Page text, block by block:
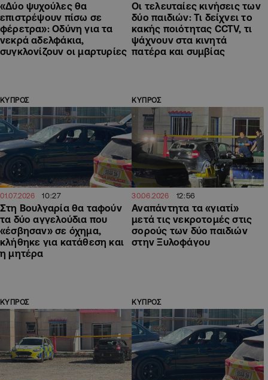
«Δύο ψυχούλες θα
επιστρέψουν πίσω σε
φέρετρα»: Οδύνη για τα
νεκρά αδελφάκια,
συγκλονίζουν οι μαρτυρίες
Οι τελευταίες κινήσεις των
δύο παιδιών: Τι δείχνει το
κακής ποιότητας CCTV, τι
ψάχνουν στα κινητά
πατέρα και συμβίας
ΚΥΠΡΟΣ
01.07.2026 10:27
Στη Βουλγαρία θα ταφούν
τα δύο αγγελούδια που
«έσβησαν» σε όχημα,
κλήθηκε για κατάθεση και
η μητέρα
ΚΥΠΡΟΣ
30.06.2026 12:56
Αναπάντητα τα «γιατί»
μετά τις νεκροτομές στις
σορούς των δύο παιδιών
στην Ξυλοφάγου
ΚΥΠΡΟΣ ΚΥΠΡΟΣ